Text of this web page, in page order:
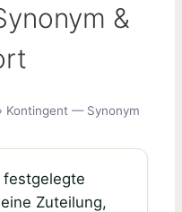
&
› Kontingent — Synonym
festgelegte
Zuteilung,